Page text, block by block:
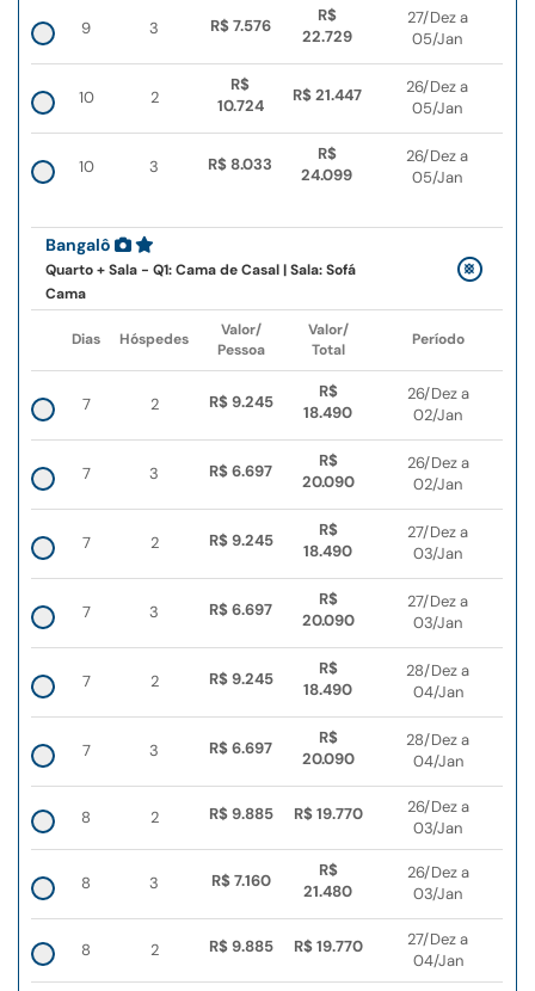
9 3 R$ 7.576
R$
22.729
27/Dez a
05/Jan
10 2
R$
10.724
R$ 21.447
26/Dez a
05/Jan
10 3 R$ 8.033
R$
24.099
26/Dez a
05/Jan
Bangalô
Quarto + Sala - Q1: Cama de Casal | Sala: Sofá
Cama
Dias Hóspedes
Valor/
Pessoa
Valor/
Total
Período
7 2 R$ 9.245
R$
18.490
26/Dez a
02/Jan
7 3 R$ 6.697
R$
20.090
26/Dez a
02/Jan
7 2 R$ 9.245
R$
18.490
27/Dez a
03/Jan
7 3 R$ 6.697
R$
20.090
27/Dez a
03/Jan
7 2 R$ 9.245
R$
18.490
28/Dez a
04/Jan
7 3 R$ 6.697
R$
20.090
28/Dez a
04/Jan
8 2 R$ 9.885 R$ 19.770
26/Dez a
03/Jan
8 3 R$ 7.160
R$
21.480
26/Dez a
03/Jan
8 2 R$ 9.885 R$ 19.770
27/Dez a
04/Jan